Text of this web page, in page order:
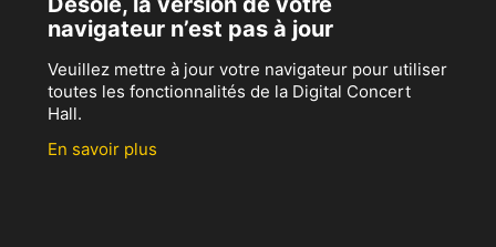
navigateur n’est pas à jour
Veuillez mettre à jour votre navigateur pour utiliser
toutes les fonctionnalités de la Digital Concert
Hall.
En savoir plus